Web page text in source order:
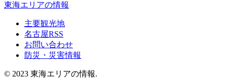
東海エリアの情報
主要観光地
名古屋RSS
お問い合わせ
防災・災害情報
© 2023 東海エリアの情報.